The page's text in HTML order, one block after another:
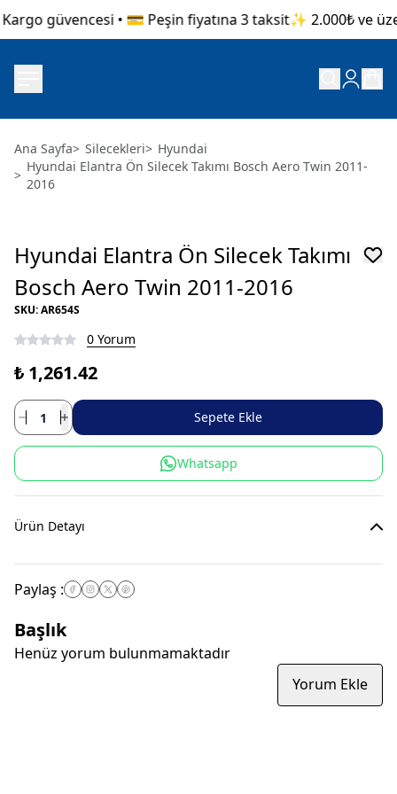
güvencesi • 💳 Peşin fiyatına 3 taksit✨ 2.000₺ ve
Ana Sayfa> Silecekleri> Hyundai
>
Hyundai Elantra Ön Silecek Takımı Bosch Aero Twin 2011-
2016
Hyundai Elantra Ön Silecek Takımı
Bosch Aero Twin 2011-2016
SKU:AR654S
0 Yorum
₺ 1,261.42
Sepete Ekle
Whatsapp
Ürün Detayı
Paylaş :
Başlık
Henüz yorum bulunmamaktadır
Yorum Ekle